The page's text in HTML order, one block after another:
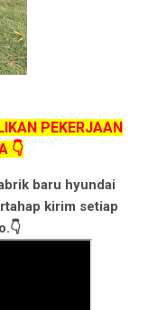
PEKERJAAN
👇
baru hyundai
kirim setiap